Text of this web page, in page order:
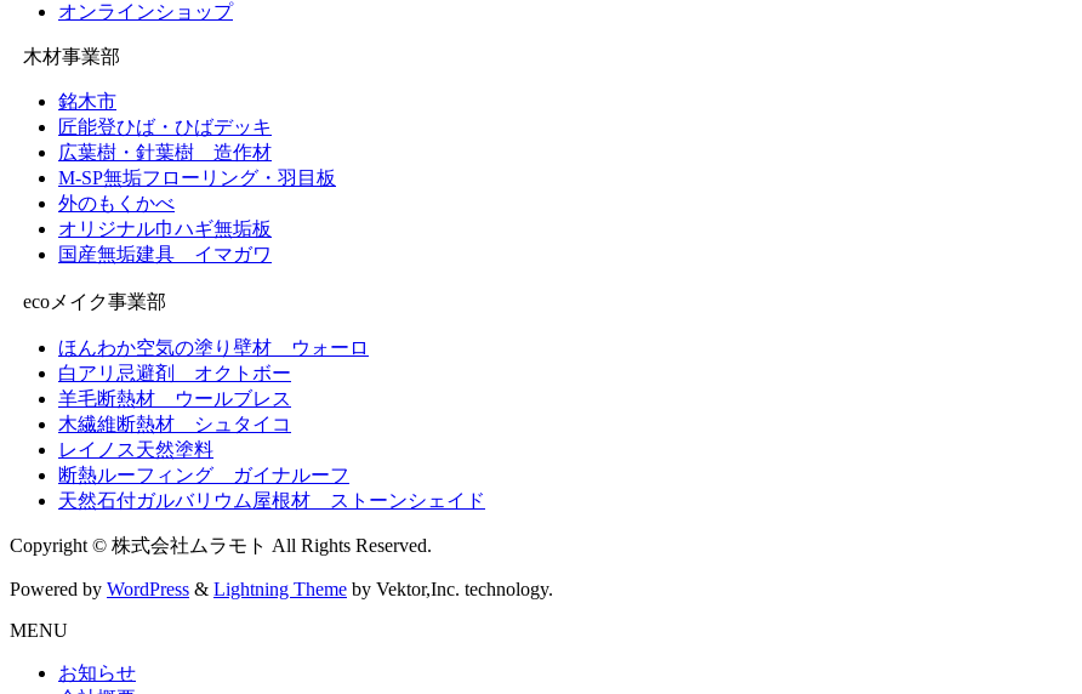
オンラインショップ
木材事業部
銘木市
匠能登ひば・ひばデッキ
広葉樹・針葉樹 造作材
M-SP無垢フローリング・羽目板
外のもくかべ
オリジナル巾ハギ無垢板
国産無垢建具 イマガワ
ecoメイク事業部
ほんわか空気の塗り壁材 ウォーロ
白アリ忌避剤 オクトボー
羊毛断熱材 ウールブレス
木繊維断熱材 シュタイコ
レイノス天然塗料
断熱ルーフィング ガイナルーフ
天然石付ガルバリウム屋根材 ストーンシェイド
Copyright © 株式会社ムラモト All Rights Reserved.
Powered by WordPress & Lightning Theme by Vektor,Inc. technology.
MENU
お知らせ